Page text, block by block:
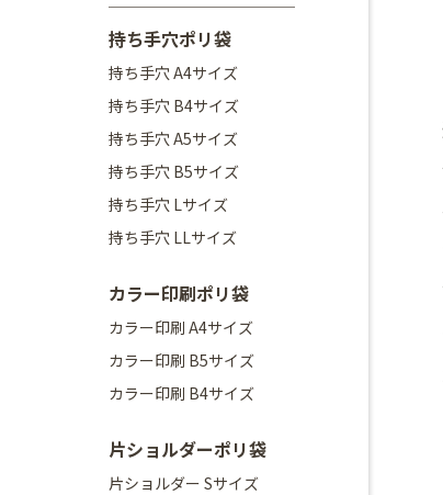
持ち手穴ポリ袋
持ち手穴 A4サイズ
持ち手穴 B4サイズ
持ち手穴 A5サイズ
持ち手穴 B5サイズ
持ち手穴 Lサイズ
持ち手穴 LLサイズ
カラー印刷ポリ袋
カラー印刷 A4サイズ
カラー印刷 B5サイズ
カラー印刷 B4サイズ
片ショルダーポリ袋
片ショルダー Sサイズ